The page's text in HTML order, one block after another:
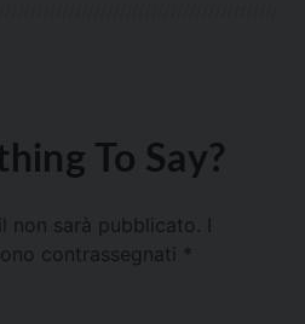
To Say?
non sarà pubblicato.
contrassegnati *